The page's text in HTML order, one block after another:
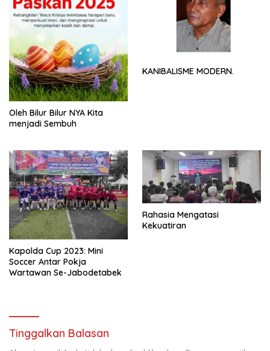
Oleh Bilur Bilur NYA Kita
menjadi Sembuh
KANIBALISME MODERN.
Kapolda Cup 2023: Mini
Soccer Antar Pokja
Wartawan Se-Jabodetabek
Rahasia Mengatasi
Kekuatiran
Tinggalkan Balasan